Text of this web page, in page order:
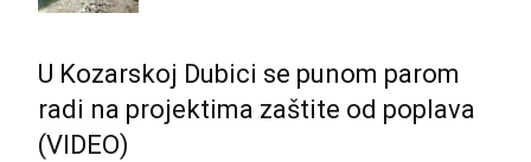
U Kozarskoj Dubici se punom parom
radi na projektima zaštite od poplava
(VIDEO)